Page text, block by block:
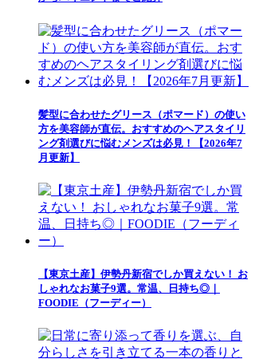
髪型に合わせたグリース（ポマード）の使い
方を美容師が直伝。おすすめのヘアスタイリ
ング剤選びに悩むメンズは必見！【2026年7
月更新】
【東京土産】伊勢丹新宿でしか買えない！ お
しゃれなお菓子9選。常温、日持ち◎｜
FOODIE（フーディー）